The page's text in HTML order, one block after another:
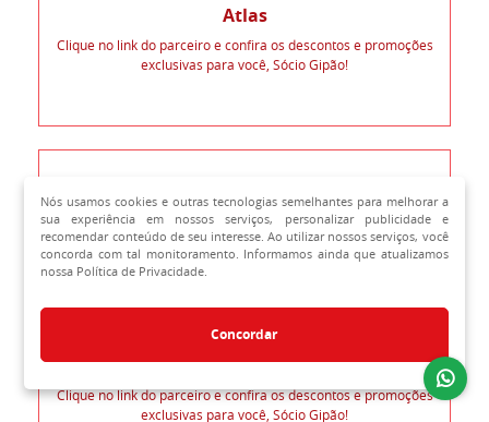
Nós usamos cookies e outras tecnologias semelhantes para melhorar a
sua experiência em nossos serviços, personalizar publicidade e
recomendar conteúdo de seu interesse. Ao utilizar nossos serviços, você
concorda com tal monitoramento. Informamos ainda que atualizamos
nossa Política de Privacidade.
Concordar
Atlas
Clique no link do parceiro e confira os descontos e promoções
exclusivas para você, Sócio Gipão!
Compras
Canon
Clique no link do parceiro e confira os descontos e promoções
exclusivas para você, Sócio Gipão!